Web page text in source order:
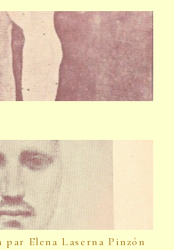
Elena Laserna Pinzón